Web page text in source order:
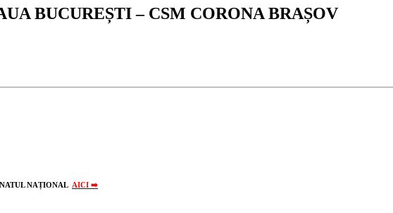
BUCUREȘTI – CSM CORONA BRAȘOV
NAȚIONAL AICI ➡️